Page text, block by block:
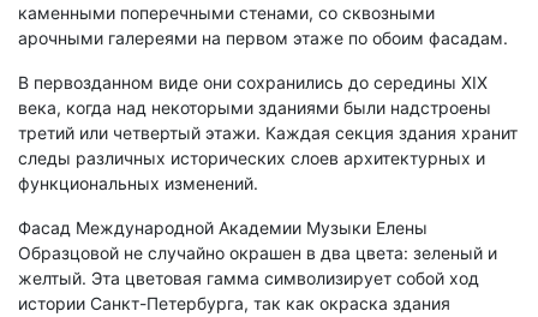
каменными поперечными стенами, со сквозными
арочными галереями на первом этаже по обоим фасадам.
В первозданном виде они сохранились до середины ХIХ
века, когда над некоторыми зданиями были надстроены
третий или четвертый этажи. Каждая секция здания хранит
следы различных исторических слоев архитектурных и
функциональных изменений.
Фасад Международной Академии Музыки Елены
Образцовой не случайно окрашен в два цвета: зеленый и
желтый. Эта цветовая гамма символизирует собой ход
истории Санкт-Петербурга, так как окраска здания